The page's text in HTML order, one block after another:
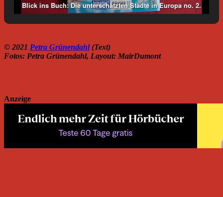
Blick ins Buch: Die unterschätzten Städte in Europa no. 2.
© 2021 Petra Grünendahl(Text)
Fotos: Petra Grünendahl, Layout: MairDumont
Anzeige